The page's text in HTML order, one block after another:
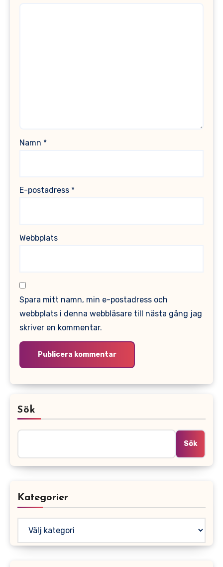
Namn *
E-postadress *
Webbplats
Spara mitt namn, min e-postadress och
webbplats i denna webbläsare till nästa gång jag
skriver en kommentar.
Sök
Sök
Kategorier